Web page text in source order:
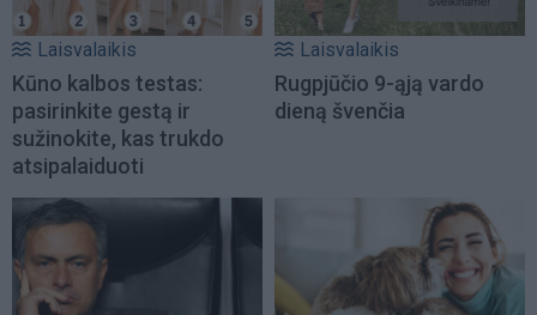
Laisvalaikis
Kūno kalbos testas:
pasirinkite gestą ir
sužinokite, kas trukdo
atsipalaiduoti
Laisvalaikis
Rugpjūčio 9-ąją vardo
dieną švenčia